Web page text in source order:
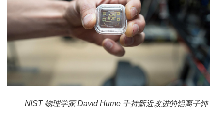
NIST 物理学家 David Hume 手持新近改进的铝离子钟